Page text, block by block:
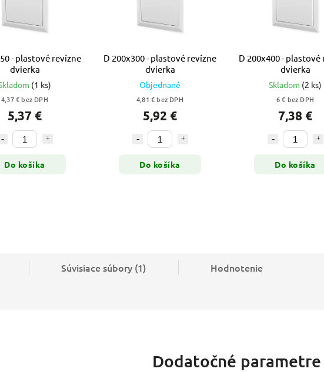
- plastové revízne
dvierka
(1 ks)
4,37 € bez DPH
5,37 €
Do košíka
D 200x300 - plastové revízne
dvierka
Objednané
4,81 € bez DPH
5,92 €
Do košíka
D 200x400 - plastové
dvierka
Skladom (2 ks)
6 € bez DPH
7,38 €
Do košíka
Súvisiace súbory (1) Hodnotenie
Dodatočné parametre